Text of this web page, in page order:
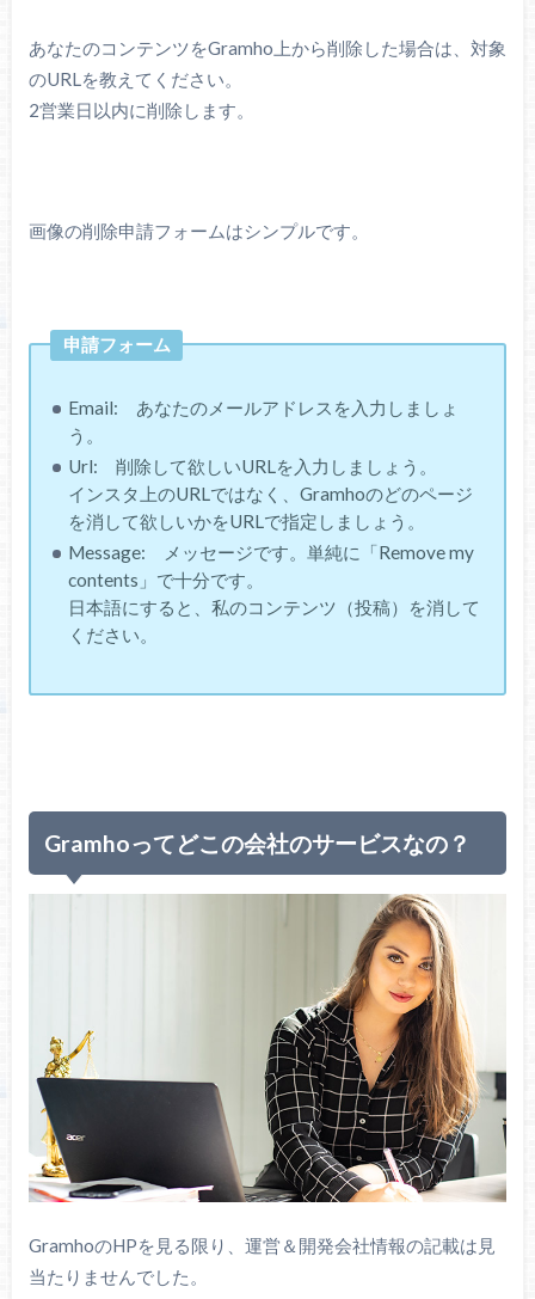
あなたのコンテンツをGramho上から削除した場合は、対象
のURLを教えてください。
2営業日以内に削除します。
画像の削除申請フォームはシンプルです。
申請フォーム
Email: あなたのメールアドレスを入力しましょ
う。
Url: 削除して欲しいURLを入力しましょう。
インスタ上のURLではなく、Gramhoのどのページ
を消して欲しいかをURLで指定しましょう。
Message: メッセージです。単純に「Remove my
contents」で十分です。
日本語にすると、私のコンテンツ（投稿）を消して
ください。
Gramhoってどこの会社のサービスなの？
GramhoのHPを見る限り、運営＆開発会社情報の記載は見
当たりませんでした。